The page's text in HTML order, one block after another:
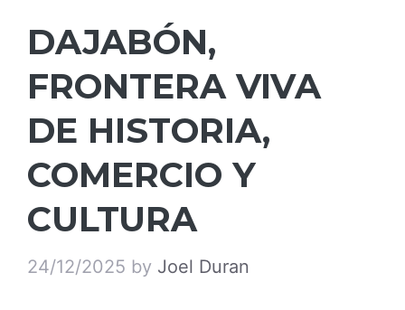
DAJABÓN,
FRONTERA VIVA
DE HISTORIA,
COMERCIO Y
CULTURA
24/12/2025 by Joel Duran